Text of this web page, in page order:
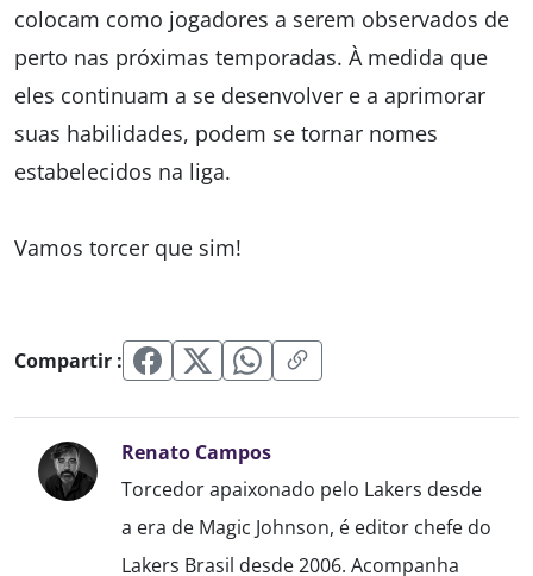
colocam como jogadores a serem observados de
perto nas próximas temporadas. À medida que
eles continuam a se desenvolver e a aprimorar
suas habilidades, podem se tornar nomes
estabelecidos na liga.
Vamos torcer que sim!
Compartir :
Renato Campos
Torcedor apaixonado pelo Lakers desde
a era de Magic Johnson, é editor chefe do
Lakers Brasil desde 2006. Acompanha